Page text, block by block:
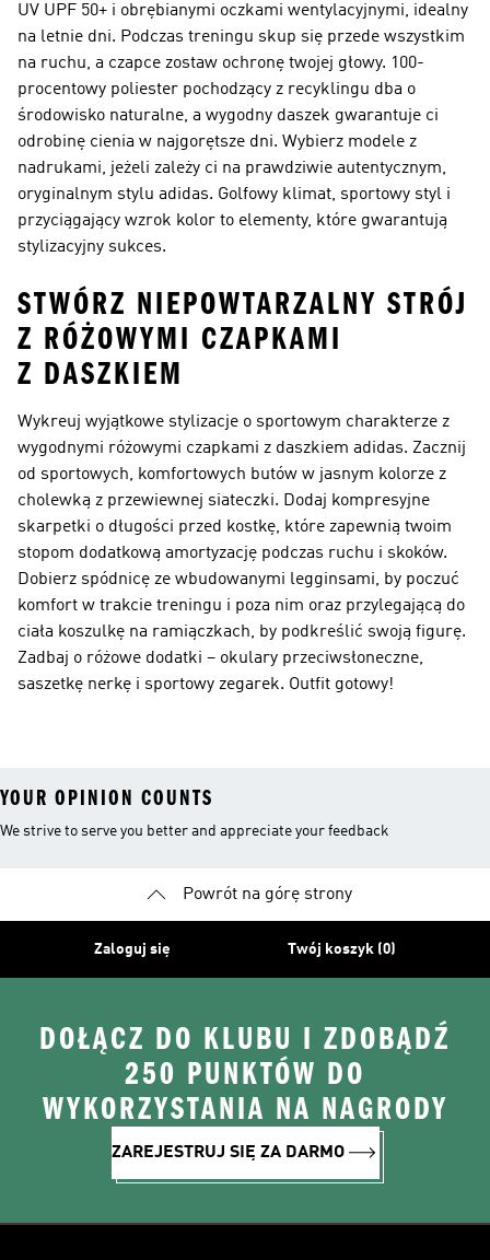
UV UPF 50+ i obrębianymi oczkami wentylacyjnymi, idealny
na letnie dni. Podczas treningu skup się przede wszystkim
na ruchu, a czapce zostaw ochronę twojej głowy. 100-
procentowy poliester pochodzący z recyklingu dba o
środowisko naturalne, a wygodny daszek gwarantuje ci
odrobinę cienia w najgorętsze dni. Wybierz modele z
nadrukami, jeżeli zależy ci na prawdziwie autentycznym,
oryginalnym stylu adidas. Golfowy klimat, sportowy styl i
przyciągający wzrok kolor to elementy, które gwarantują
stylizacyjny sukces.
STWÓRZ NIEPOWTARZALNY STRÓJ
Z RÓŻOWYMI CZAPKAMI
Z DASZKIEM
Wykreuj wyjątkowe stylizacje o sportowym charakterze z
wygodnymi różowymi czapkami z daszkiem adidas. Zacznij
od sportowych, komfortowych butów w jasnym kolorze z
cholewką z przewiewnej siateczki. Dodaj kompresyjne
skarpetki o długości przed kostkę, które zapewnią twoim
stopom dodatkową amortyzację podczas ruchu i skoków.
Dobierz spódnicę ze wbudowanymi legginsami, by poczuć
komfort w trakcie treningu i poza nim oraz przylegającą do
ciała koszulkę na ramiączkach, by podkreślić swoją figurę.
Zadbaj o różowe dodatki – okulary przeciwsłoneczne,
saszetkę nerkę i sportowy zegarek. Outfit gotowy!
YOUR OPINION COUNTS
We strive to serve you better and appreciate your feedback
Powrót na górę strony
Zaloguj się Twój koszyk (0)
DOŁĄCZ DO KLUBU I ZDOBĄDŹ
250 PUNKTÓW DO
WYKORZYSTANIA NA NAGRODY
ZAREJESTRUJ SIĘ ZA DARMO